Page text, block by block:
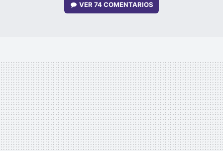
VER74 COMENTARIOS